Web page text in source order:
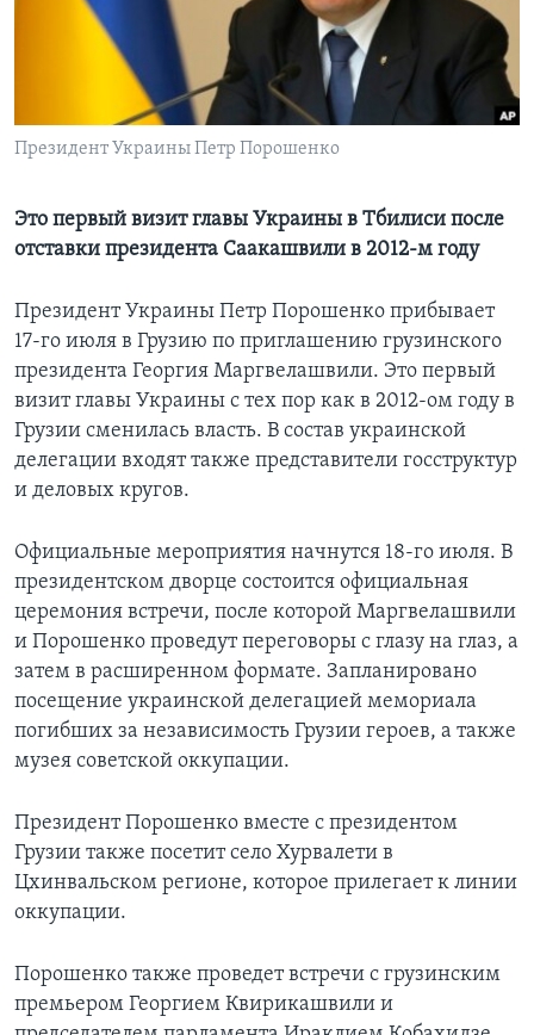
Learning English
СОЦИАЛЬНЫЕ СЕТИ
Языки
Президент Украины Петр Порошенко
Это первый визит главы Украины в Тбилиси после
отставки президента Саакашвили в 2012-м году
Президент Украины Петр Порошенко прибывает
17-го июля в Грузию по приглашению грузинского
президента Георгия Маргвелашвили. Это первый
визит главы Украины с тех пор как в 2012-ом году в
Грузии сменилась власть. В состав украинской
делегации входят также представители госструктур
и деловых кругов.
Официальные мероприятия начнутся 18-го июля. В
президентском дворце состоится официальная
церемония встречи, после которой Маргвелашвили
и Порошенко проведут переговоры с глазу на глаз, а
затем в расширенном формате. Запланировано
посещение украинской делегацией мемориала
погибших за независимость Грузии героев, а также
музея советской оккупации.
Президент Порошенко вместе с президентом
Грузии также посетит село Хурвалети в
Цхинвальском регионе, которое прилегает к линии
оккупации.
Порошенко также проведет встречи с грузинским
премьером Георгием Квирикашвили и